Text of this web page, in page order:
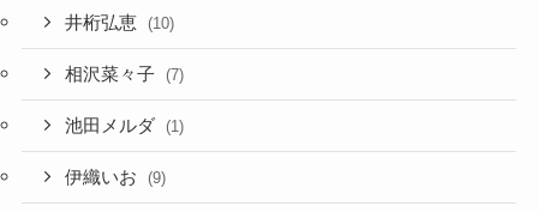
井桁弘恵 (10)
相沢菜々子 (7)
池田メルダ (1)
伊織いお (9)